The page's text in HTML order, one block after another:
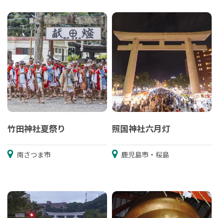
竹田神社夏祭り
南さつま市
照国神社六月灯
鹿児島市・桜島